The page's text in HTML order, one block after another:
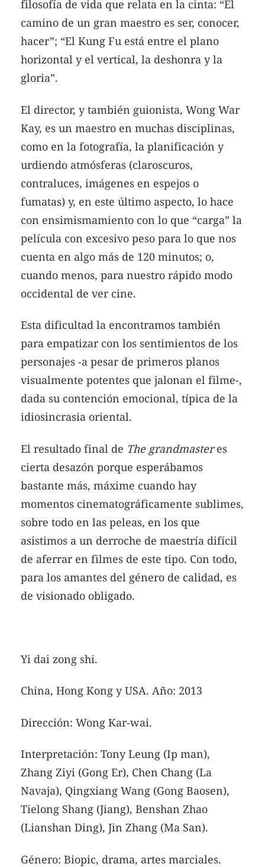
filosofía de vida que relata en la cinta: “El
camino de un gran maestro es ser, conocer,
hacer”; “El Kung Fu está entre el plano
horizontal y el vertical, la deshonra y la
gloria”.
El director, y también guionista, Wong War
Kay, es un maestro en muchas disciplinas,
como en la fotografía, la planificación y
urdiendo atmósferas (claroscuros,
contraluces, imágenes en espejos o
fumatas) y, en este último aspecto, lo hace
con ensimismamiento con lo que “carga” la
película con excesivo peso para lo que nos
cuenta en algo más de 120 minutos; o,
cuando menos, para nuestro rápido modo
occidental de ver cine.
Esta dificultad la encontramos también
para empatizar con los sentimientos de los
personajes -a pesar de primeros planos
visualmente potentes que jalonan el filme-,
dada su contención emocional, típica de la
idiosincrasia oriental.
El resultado final de The grandmasteres
cierta desazón porque esperábamos
bastante más, máxime cuando hay
momentos cinematográficamente sublimes,
sobre todo en las peleas, en los que
asistimos a un derroche de maestría difícil
de aferrar en filmes de este tipo. Con todo,
para los amantes del género de calidad, es
de visionado obligado.
Yi dai zong shi.
China, Hong Kong y USA. Año: 2013
Dirección: Wong Kar-wai.
Interpretación: Tony Leung (Ip man),
Zhang Ziyi (Gong Er), Chen Chang (La
Navaja), Qingxiang Wang (Gong Baosen),
Tielong Shang (Jiang), Benshan Zhao
(Lianshan Ding), Jin Zhang (Ma San).
Género: Biopic, drama, artes marciales.